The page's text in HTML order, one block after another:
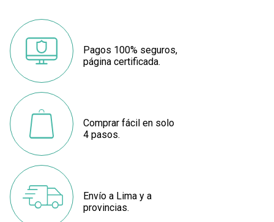
Pagos 100% seguros,
página certificada.
Comprar fácil en solo
4 pasos.
Envío a Lima y a
provincias.